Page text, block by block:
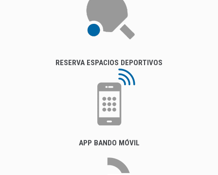
RESERVA ESPACIOS DEPORTIVOS
APP BANDO MÓVIL